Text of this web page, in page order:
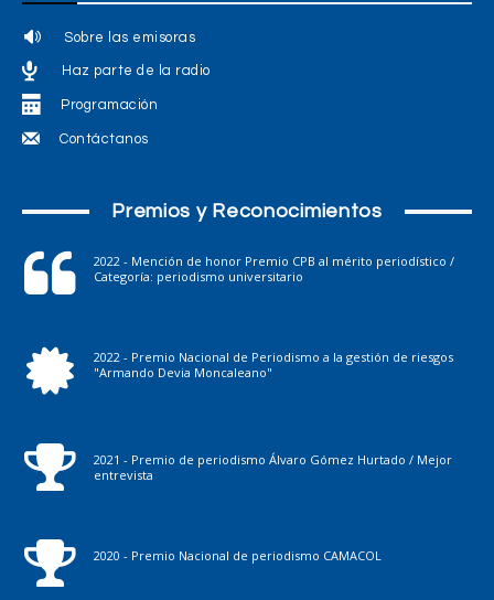
Sobre las emisoras
Haz parte de la radio
Programación
Contáctanos
Premios y Reconocimientos
2022 - Mención de honor Premio CPB al mérito periodístico /
Categoría: periodismo universitario
2022 - Premio Nacional de Periodismo a la gestión de riesgos
"Armando Devia Moncaleano"
2021 - Premio de periodismo Álvaro Gómez Hurtado / Mejor
entrevista
2020 - Premio Nacional de periodismo CAMACOL